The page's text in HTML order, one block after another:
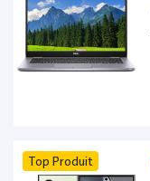
Top Produit